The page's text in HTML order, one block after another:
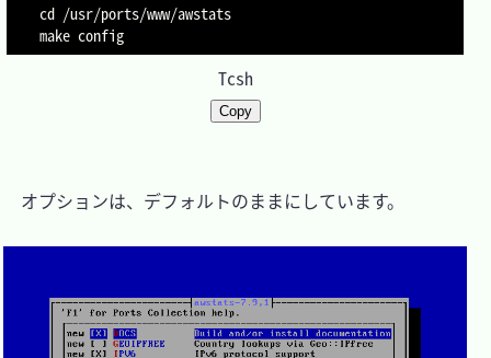
cd /usr/ports/www/awstats
make config
Tcsh
Copy
オプションは、デフォルトのままにしています。